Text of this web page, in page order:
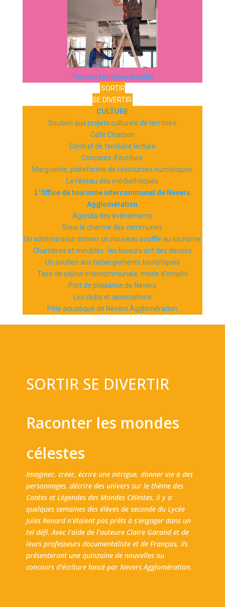
Terrains familiaux locatifs
SORTIR
SE DIVERTIR
CULTURE
Soutien aux projets culturels de territoire
Café Charbon
Contrat de territoire lecture
Concours d’écriture
Marguerite, plateforme de ressources numériques
Le réseau des médiathèques
L’Office de tourisme intercommunal de Nevers
Agglomération
Agenda des événements
Sous le charme des communes
Un schéma pour donner un nouveau souffle au tourisme
Chambres et meublés : les loueurs ont des devoirs
Un soutien aux hébergements touristiques
Taxe de séjour intercommunale, mode d’emploi
Port de plaisance de Nevers
Les clubs et associations
Pôle aquatique de Nevers Agglomération
SORTIR SE DIVERTIR
Raconter les mondes
célestes
Imaginer, créer, écrire une intrigue, donner vie à des
personnages, décrire des univers sur le thème des
Contes et Légendes des Mondes Célestes, il y a
quelques semaines des élèves de seconde du Lycée
Jules Renard n’étaient pas prêts à s’engager dans un
tel défi. Avec l’aide de l’auteure Claire Garand et de
leurs professeurs documentaliste et de Français, ils
présenteront une quinzaine de nouvelles au
concours d’écriture lancé par Nevers Agglomération.